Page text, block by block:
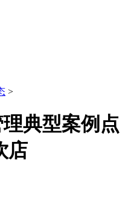
>
典型案例点
店